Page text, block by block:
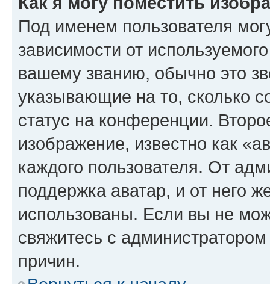
Под именем пользователя
зависимости от
вашему званию, обычно это
указывающие на то, сколько
статус на конференции.
изображение, известно как
каждого пользователя. От
поддержка аватар, и от него
использованы. Если вы не
свяжитесь с
причин.